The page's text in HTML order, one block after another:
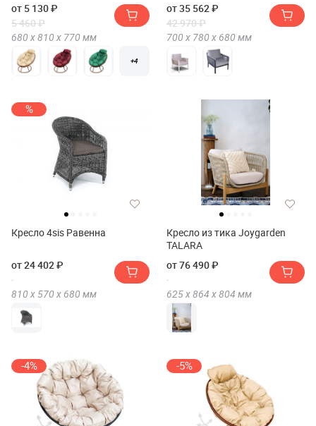
от 5 130 ₽
5 460 ₽
680 х810 х 770 мм
+4
от 35 562 ₽
42 970 ₽
700 х 780 х 680 мм
%
Кресло 4sis Равенна
от 24 402 ₽
810 х 570 х 680 мм
Кресло из тика Joygarden
TALARA
от 76 490 ₽
625 х864 х804 мм
-4% -5%